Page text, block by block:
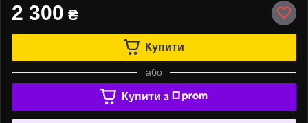
2 300 ₴
Купити
або
Купити з